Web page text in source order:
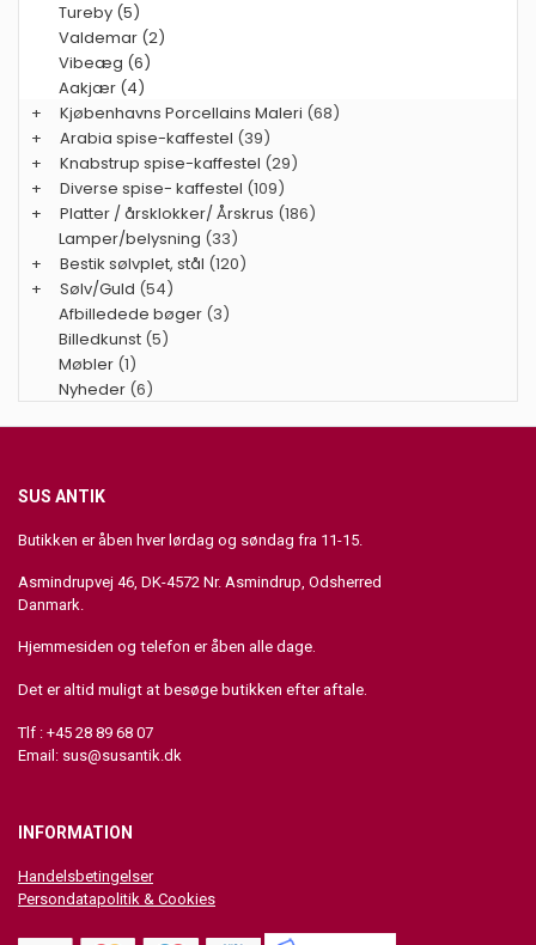
Tureby (5)
Valdemar (2)
Vibeæg (6)
Aakjær (4)
+
Kjøbenhavns Porcellains Maleri (68)
+
Arabia spise-kaffestel (39)
+
Knabstrup spise-kaffestel (29)
+
Diverse spise- kaffestel (109)
+
Platter / årsklokker/ Årskrus (186)
Lamper/belysning (33)
+
Bestik sølvplet, stål (120)
+
Sølv/Guld (54)
Afbilledede bøger (3)
Billedkunst (5)
Møbler (1)
Nyheder (6)
SUS ANTIK
Butikken er åben hver lørdag og søndag fra 11-15.
Asmindrupvej 46, DK-4572 Nr. Asmindrup, Odsherred
Danmark.
Hjemmesiden og telefon er åben alle dage.
Det er altid muligt at besøge butikken efter aftale.
Tlf : +45 28 89 68 07
Email: sus@susantik.dk
INFORMATION
Handelsbetingelser
Persondatapolitik & Cookies